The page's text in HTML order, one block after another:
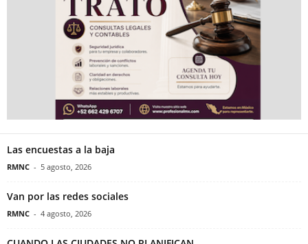
Las encuestas a la baja
RMNC - 5 agosto, 2026
Van por las redes sociales
RMNC - 4 agosto, 2026